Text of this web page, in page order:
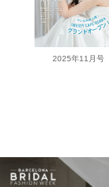
2025年11月号